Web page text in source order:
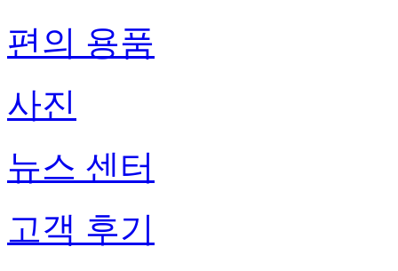
편의 용품
사진
뉴스 센터
고객 후기